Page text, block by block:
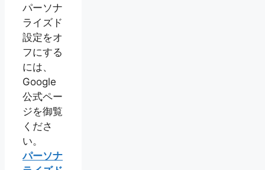
パーソナ
ライズド
設定をオ
フにする
には、
Google
公式ペー
ジを御覧
くださ
い。
パーソナ